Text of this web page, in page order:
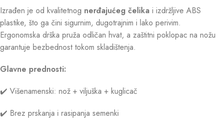
Izrađen je od kvalitetnog nerđajućeg čelika i izdržljive ABS
plastike, što ga čini sigurnim, dugotrajnim i lako perivim.
Ergonomska drška pruža odličan hvat, a zaštitni poklopac na nožu
garantuje bezbednost tokom skladištenja.
Glavne prednosti:
✔️ Višenamenski: nož + viljuška + kuglicač
✔️ Brez prskanja i rasipanja semenki